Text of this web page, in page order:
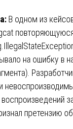
: В одном из
на ошибку в
претензию